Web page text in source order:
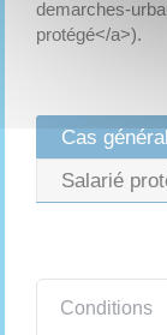
demarches-
protégé</a>).
Cas général
Salarié
Conditions